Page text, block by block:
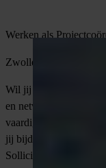
Werken als
Zwolle | 32-40 uur |
Wil jij de spil zijn in
en netwerkprojecten?
vaardigheden, woon je
jij bijdragen aan de
Solliciteer dan via